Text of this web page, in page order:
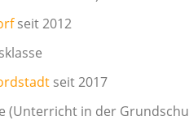
seit 2012
seit 2017
(Unterricht in der